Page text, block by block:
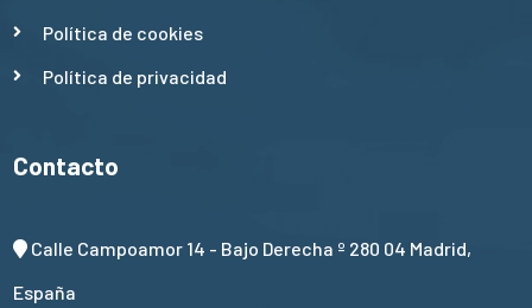
Política de cookies
Política de privacidad
Contacto
Calle Campoamor 14 - Bajo Derecha º 280 04 Madrid,
España